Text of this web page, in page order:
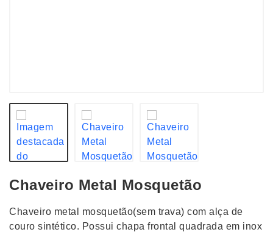
Chaveiro Metal Mosquetão
Chaveiro metal mosquetão(sem trava) com alça de
couro sintético. Possui chapa frontal quadrada em inox